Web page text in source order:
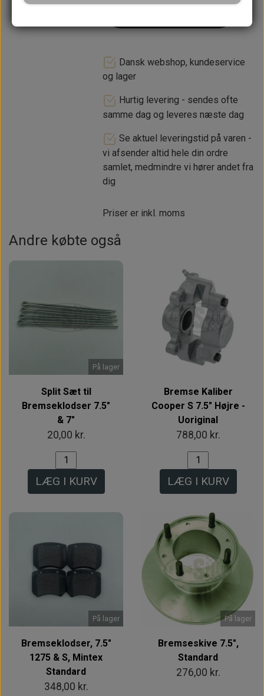
LÆG I KURV
Dansk webshop, kundeservice
og lager
Hurtig levering - sendes ofte
samme dag og leveres næste dag
Se aktuel leveringstid på varen -
vi afsender altid hele din ordre
samlet, medmindre vi hører andet fra
dig
Priser er inkl. moms
Andre købte også
På lager
Split Sæt til
Bremseklodser 7.5"
& 7"
20,00 kr.
LÆG I KURV
Bremse Kaliber
Cooper S 7.5" Højre -
Uoriginal
788,00 kr.
LÆG I KURV
På lager
Bremseklodser, 7.5"
1275 & S, Mintex
Standard
348,00 kr.
På lager
Bremseskive 7.5",
Standard
276,00 kr.